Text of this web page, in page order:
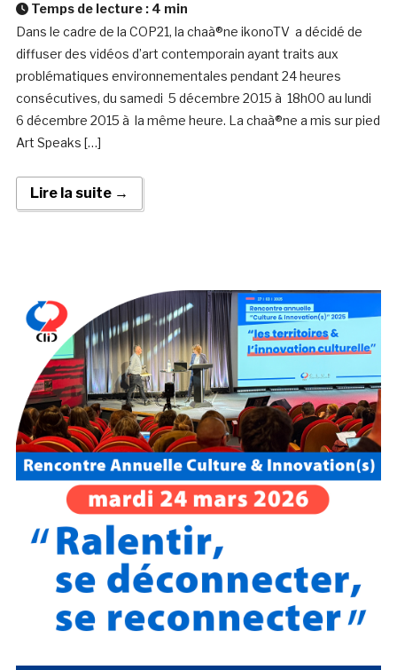
Temps de lecture : 4 min
Dans le cadre de la COP21, la chaà®ne ikonoTV a décidé de
diffuser des vidéos d’art contemporain ayant traits aux
problématiques environnementales pendant 24 heures
consécutives, du samedi 5 décembre 2015 à 18h00 au lundi
6 décembre 2015 à la même heure. La chaà®ne a mis sur pied
Art Speaks […]
Lire la suite →